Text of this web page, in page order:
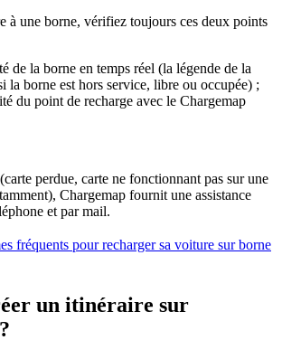
à une borne, vérifiez toujours ces deux points
de la borne en temps réel (la légende de la
la borne est hors service, libre ou occupée) ;
du point de recharge avec le Chargemap
perdue, carte ne fonctionnant pas sur une
Chargemap fournit une assistance
et par mail.
fréquents pour recharger sa voiture sur borne
un itinéraire sur